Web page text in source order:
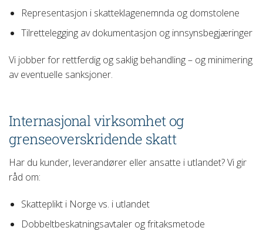
Representasjon i skatteklagenemnda og domstolene
Tilrettelegging av dokumentasjon og innsynsbegjæringer
Vi jobber for rettferdig og saklig behandling – og minimering
av eventuelle sanksjoner.
Internasjonal virksomhet og
grenseoverskridende skatt
Har du kunder, leverandører eller ansatte i utlandet? Vi gir
råd om:
Skatteplikt i Norge vs. i utlandet
Dobbeltbeskatningsavtaler og fritaksmetode